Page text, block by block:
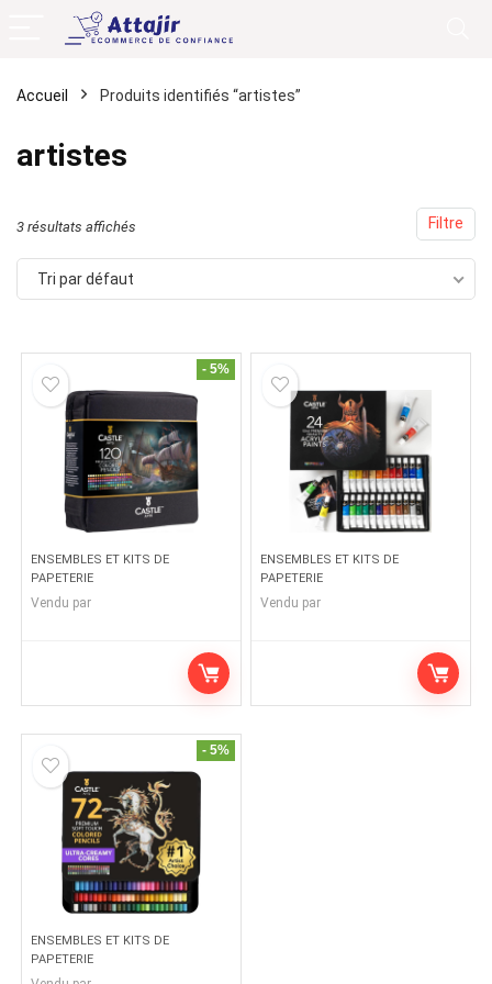
Accueil Produits identifiés “artistes”
artistes
Filtre
3 résultats affichés
Tri par défaut
- 5%
ENSEMBLES ET KITS DE
PAPETERIE
Vendu par
ENSEMBLES ET KITS DE
PAPETERIE
Vendu par
- 5%
ENSEMBLES ET KITS DE
PAPETERIE